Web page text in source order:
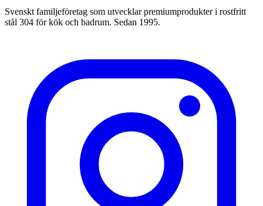
Svenskt familjeföretag som utvecklar premiumprodukter i rostfritt
stål 304 för kök och badrum. Sedan 1995.